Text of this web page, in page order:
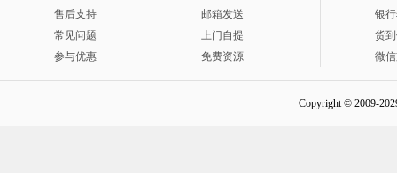
售后支持
常见问题
参与优惠
邮箱发送
上门自提
免费资源
银
货
微
Copyright © 2009-